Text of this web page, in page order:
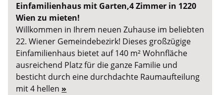
Einfamilienhaus mit Garten,4 Zimmer in 1220
Wien zu mieten!
Willkommen in Ihrem neuen Zuhause im beliebten
22. Wiener Gemeindebezirk! Dieses großzügige
Einfamilienhaus bietet auf 140 m² Wohnfläche
ausreichend Platz für die ganze Familie und
besticht durch eine durchdachte Raumaufteilung
mit 4 hellen »